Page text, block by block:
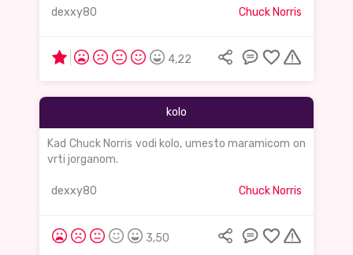
dexxy80 Chuck Norris
4,22
kolo
Kad Chuck Norris vodi kolo, umesto maramicom on
vrti jorganom.
dexxy80 Chuck Norris
3,50